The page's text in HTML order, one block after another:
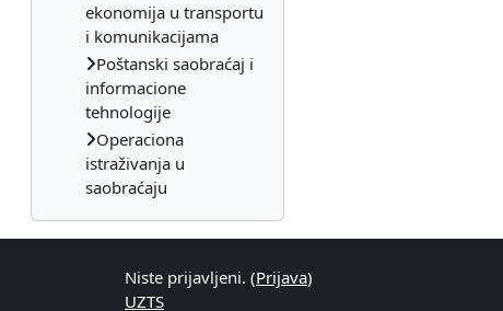
ekonomija u transportu
i komunikacijama
Poštanski saobraćaj i
informacione
tehnologije
Operaciona
istraživanja u
saobraćaju
Niste prijavljeni. (Prijava)
UZTS